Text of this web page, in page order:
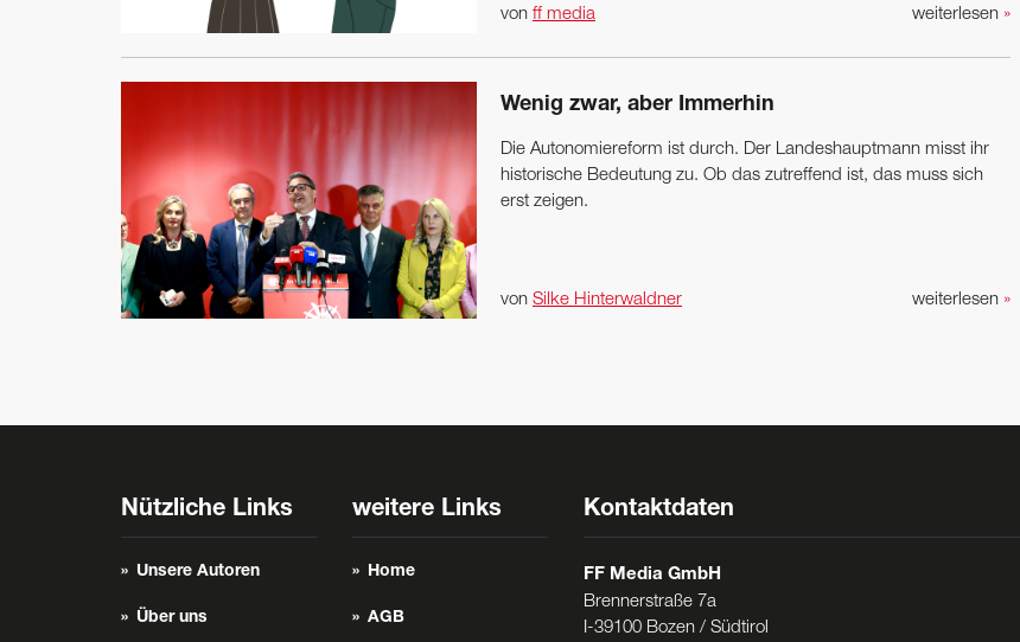
weiterlesen »
von ff media
Wenig zwar, aber Immerhin
Die Autonomiereform ist durch. Der Landeshauptmann misst ihr
historische Bedeutung zu. Ob das zutreffend ist, das muss sich
erst zeigen.
weiterlesen »
von Silke Hinterwaldner
Nützliche Links
Unsere Autoren
Über uns
weitere Links
Home
AGB
Kontaktdaten
FF Media GmbH
Brennerstraße 7a
I-39100 Bozen / Südtirol